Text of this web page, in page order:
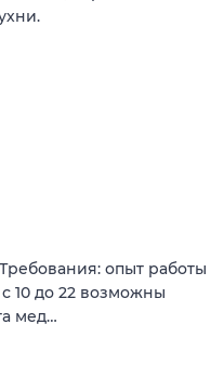
опыт работы
10 до 22 возможны
мед…